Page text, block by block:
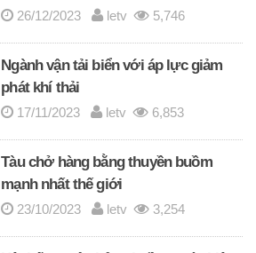
26/12/2023 letv 5,746
Ngành vận tải biển với áp lực giảm
phát khí thải
17/11/2023 letv 6,853
Tàu chở hàng bằng thuyền buồm
mạnh nhất thế giới
23/10/2023 letv 3,254